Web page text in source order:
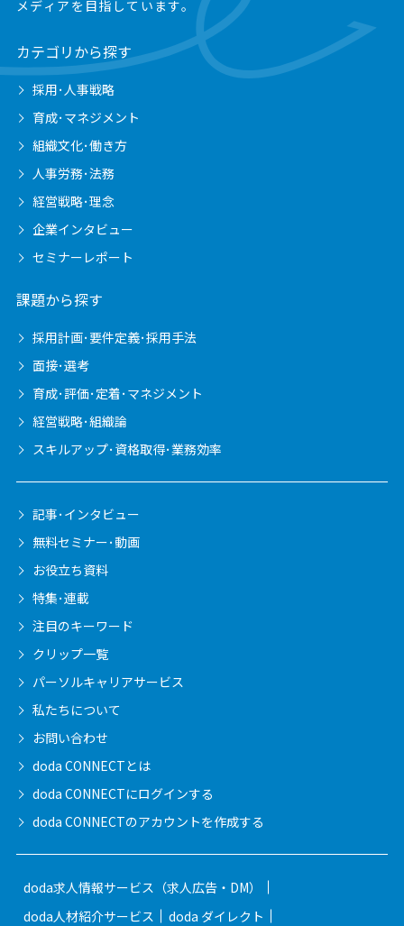
メディアを目指しています。
カテゴリから探す
採用･人事戦略
育成･マネジメント
組織文化･働き方
人事労務･法務
経営戦略･理念
企業インタビュー
セミナーレポート
課題から探す
採用計画･要件定義･採用手法
面接･選考
育成･評価･定着･マネジメント
経営戦略･組織論
スキルアップ･資格取得･業務効率
記事･インタビュー
無料セミナー･動画
お役立ち資料
特集･連載
注目のキーワード
クリップ一覧
パーソルキャリアサービス
私たちについて
お問い合わせ
doda CONNECTとは
doda CONNECTにログインする
doda CONNECTのアカウントを作成する
doda求人情報サービス（求人広告・DM）
doda人材紹介サービス
doda ダイレクト